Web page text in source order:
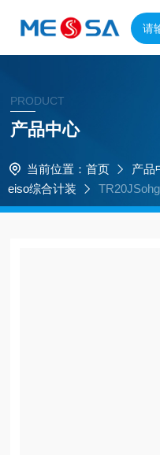
PRODUCT
产品中心
当前位置： 首页 产品
eiso综合计装
安装方便